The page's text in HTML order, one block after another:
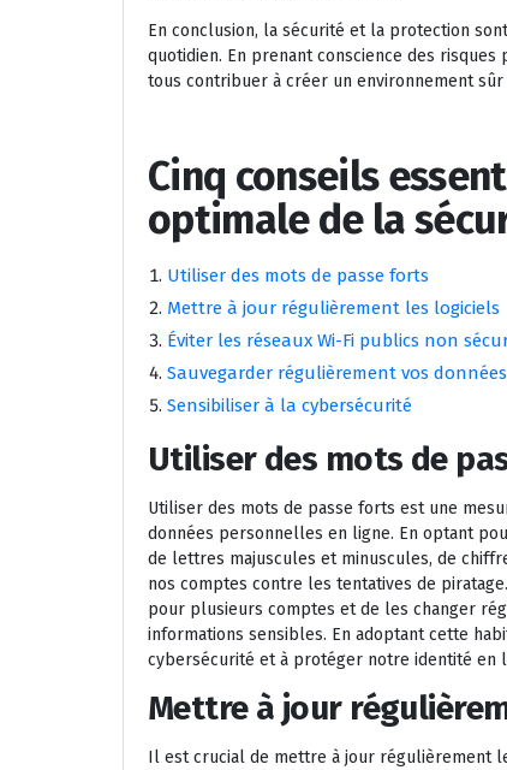
En conclusion, la sécurité et la protection
quotidien. En prenant conscience des
tous contribuer à créer un environnement
Cinq conseils
optimale de la
Utiliser des mots de passe forts
Mettre à jour régulièrement les logiciels
Éviter les réseaux Wi-Fi publics non
Sauvegarder régulièrement vos données
Sensibiliser à la cybersécurité
Utiliser des mots de
Utiliser des mots de passe forts est une
données personnelles en ligne. En optant
de lettres majuscules et minuscules, de
nos comptes contre les tentatives de
pour plusieurs comptes et de les changer
informations sensibles. En adoptant cette
cybersécurité et à protéger notre identité en
Mettre à jour
Il est crucial de mettre à jour régulièrement